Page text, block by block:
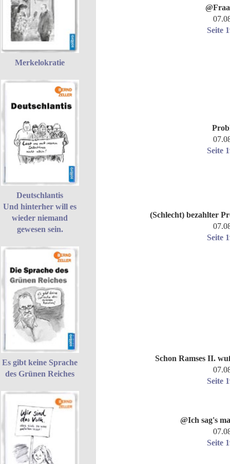
Merkelokratie
Deutschlantis
Und hinterher will es
wieder niemand
gewesen sein.
Es gibt keine Sprache
des Grünen Reiches
Seite
Seite
(Schlecht) bezahlter
Seite
Schon Ramses II.
Seite
@Ich sag's
Seite